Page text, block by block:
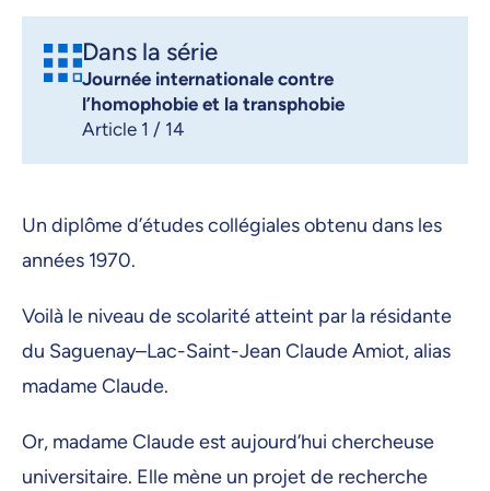
Dans la série
Journée internationale contre
l’homophobie et la transphobie
Article 1 / 14
Un diplôme d’études collégiales obtenu dans les
années 1970.
Voilà le niveau de scolarité atteint par la résidante
du Saguenay–Lac-Saint-Jean Claude Amiot, alias
madame Claude.
Or, madame Claude est aujourd’hui chercheuse
universitaire. Elle mène un projet de recherche